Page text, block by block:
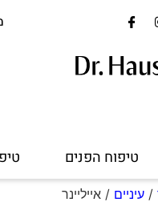
טיפוח הפנים
/ עיניים / אייליינר